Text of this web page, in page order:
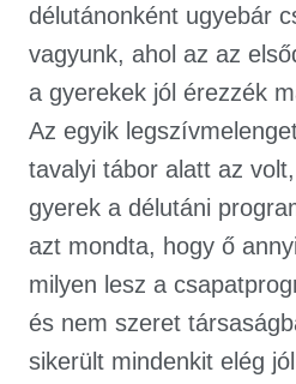
délutánonként ugyebár
vagyunk, ahol az az
a gyerekek jól érezzék
Az egyik
tavalyi tábor alatt az
gyerek a délutáni
azt mondta, hogy ő
milyen lesz a
és nem szeret
sikerült mindenkit elég